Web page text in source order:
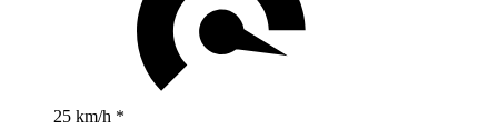
25 km/h *